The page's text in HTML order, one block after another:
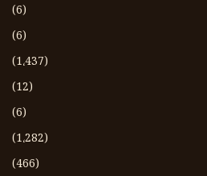
(6)
(6)
(1،437)
(12)
(6)
(1،282)
(466)